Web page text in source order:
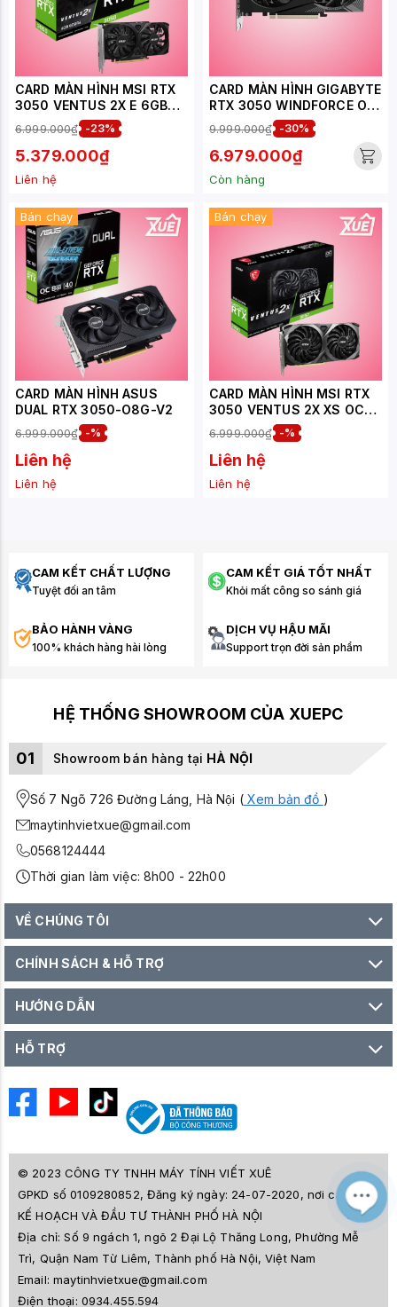
CARD MÀN HÌNH MSI RTX
3050 VENTUS 2X E 6GB
6.999.000₫ -23%
5.379.000₫
Liên hệ
CARD MÀN HÌNH GIGABYTE
RTX 3050 WINDFORCE OC
9.999.000₫ -30%
6.979.000₫
Còn hàng
Bán chạy
CARD MÀN HÌNH ASUS
DUAL RTX 3050-O8G-V2
6.999.000₫ -%
Liên hệ
Liên hệ
Bán chạy
CARD MÀN HÌNH MSI RTX
3050 VENTUS 2X XS OC
GDDR6 8GB
6.999.000₫ -%
Liên hệ
Liên hệ
CAM KẾT CHẤT LƯỢNG
Tuyệt đối an tâm
CAM KẾT GIÁ TỐT NHẤT
Khỏi mất công so sánh giá
BẢO HÀNH VÀNG
100% khách hàng hài lòng
DỊCH VỤ HẬU MÃI
Support trọn đời sản phẩm
HỆ THỐNG SHOWROOM CỦA XUEPC
01 Showroom bán hàng tại HÀ NỘI
Số 7 Ngõ 726 Đường Láng, Hà Nội (Xem bản đồ )
maytinhvietxue@gmail.com
0568124444
Thời gian làm việc: 8h00 - 22h00
VỀ CHÚNG TÔI
CHÍNH SÁCH & HỖ TRỢ
HƯỚNG DẪN
HỖ TRỢ
© 2023 CÔNG TY TNHH MÁY TÍNH VIẾT XUÊ
GPKD số 0109280852, Đăng ký ngày: 24-07-2020, nơi cấp SỞ
KẾ HOẠCH VÀ ĐẦU TƯ THÀNH PHỐ HÀ NỘI
Địa chỉ:Số 9 ngách 1, ngõ 2 Đại Lộ Thăng Long, Phường Mễ
Trì, Quận Nam Từ Liêm, Thành phố Hà Nội, Việt Nam
Email:maytinhvietxue@gmail.com
Điện thoại: 0934.455.594